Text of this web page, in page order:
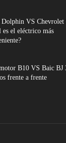
VS Chevrolet
es el eléctrico más
B10 VS Baic BJ
frente a frente